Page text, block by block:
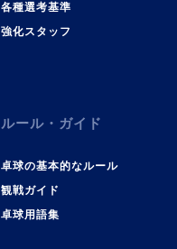
各種選考基準
強化スタッフ
ルール・ガイド
卓球の基本的なルール
観戦ガイド
卓球用語集